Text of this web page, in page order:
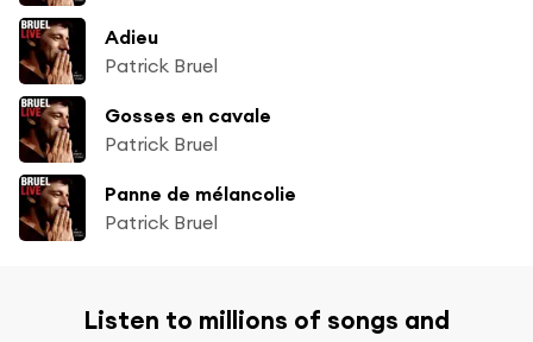
Adieu
Patrick Bruel
Gosses en cavale
Patrick Bruel
Panne de mélancolie
Patrick Bruel
Listen to millions of songs and